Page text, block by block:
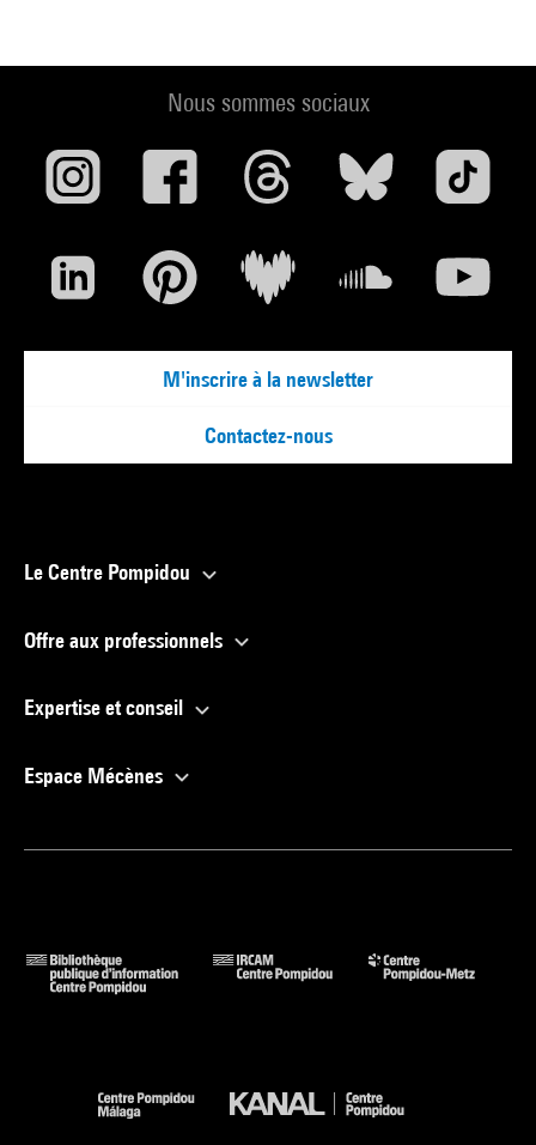
Nous sommes sociaux
M'inscrire à la newsletter
Contactez-nous
Le Centre Pompidou
Offre aux professionnels
Expertise et conseil
Espace Mécènes